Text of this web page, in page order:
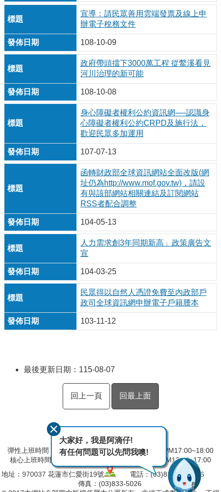
宣導：請民眾善用雲端發票及線上申
辦電子稅務文件
108-10-09
政府帶頭擋下3000萬工程 從鱉溪看見
河川治理的新可能
108-10-08
身心障礙者權利公約資訊網──認識身
心障礙者權利公約CRPD及施行法，
歡迎民眾多加運用
107-07-13
函轉財政部全球資訊網站全面改版(網
址仍為http://www.mof.gov.tw)，請設
有與該部網站相關連結及訂閱網站
RSS者配合調整
104-05-13
人力需求創3年同期新高」政策廣告文
宣
104-03-25
民眾得以自然人憑證免費至內政部戶
政司全球資訊網申辦電子戶籍謄本
103-11-12
最後更新日期：115-08-07
回上一頁 回最上面
彈性上班時間：AM8:00~09:00 彈性下班時間：PM17:00~18:00
核心上班時間：星期一 ~ 星期五 AM09:00~12:30 PM13:30~17:00
地址： 970037 花蓮市仁愛街19號
電話：(03)832-5103～6
傳真：(03)833-5026
大家好，我是阿滴仔!
有任何問題可以先問我噢!